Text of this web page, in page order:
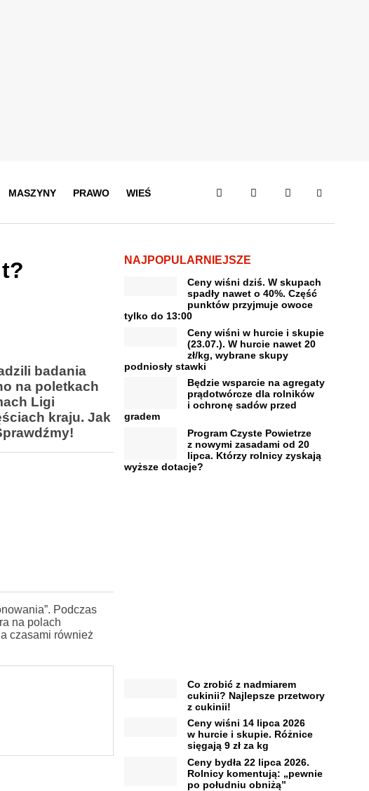
MASZYNY PRAWO WIEŚ
badania
na poletkach
Ligi
kraju. Jak
Podczas
na polach
czasami również
NAJPOPULARNIEJSZE
Ceny wiśni dziś. W skupach
spadły nawet o 40%. Część
punktów przyjmuje owoce
tylko do 13:00
Ceny wiśni w hurcie i skupie
(23.07.). W hurcie nawet 20
zł/kg, wybrane skupy
podniosły stawki
Będzie wsparcie na agregaty
prądotwórcze dla rolników
i ochronę sadów przed
gradem
Program Czyste Powietrze
z nowymi zasadami od 20
lipca. Którzy rolnicy zyskają
wyższe dotacje?
Co zrobić z nadmiarem
cukinii? Najlepsze przetwory
z cukinii!
Ceny wiśni 14 lipca 2026
w hurcie i skupie. Różnice
sięgają 9 zł za kg
Ceny bydła 22 lipca 2026.
Rolnicy komentują: „pewnie
po południu obniżą”